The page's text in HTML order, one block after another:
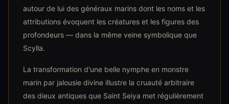
autour de lui des généraux marins dont les noms et les
attributions évoquent les créatures et les figures des
profondeurs — dans la même veine symbolique que
Scylla.
La transformation d'une belle nymphe en monstre
marin par jalousie divine illustre la cruauté arbitraire
des dieux antiques que Saint Seiya met régulièrement